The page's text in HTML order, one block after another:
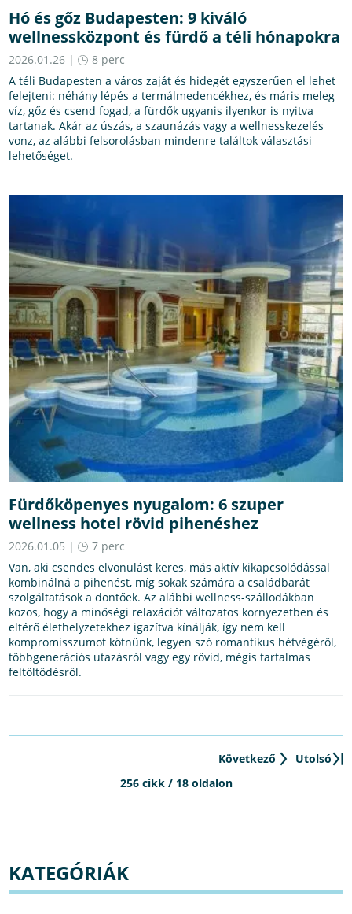
Hó és gőz Budapesten: 9 kiváló
wellnessközpont és fürdő a téli hónapokra
2026.01.26 |
8 perc
A téli Budapesten a város zaját és hidegét egyszerűen el lehet
felejteni: néhány lépés a termálmedencékhez, és máris meleg
víz, gőz és csend fogad, a fürdők ugyanis ilyenkor is nyitva
tartanak. Akár az úszás, a szaunázás vagy a wellnesskezelés
vonz, az alábbi felsorolásban mindenre találtok választási
lehetőséget.
Fürdőköpenyes nyugalom: 6 szuper
wellness hotel rövid pihenéshez
2026.01.05 |
7 perc
Van, aki csendes elvonulást keres, más aktív kikapcsolódással
kombinálná a pihenést, míg sokak számára a családbarát
szolgáltatások a döntőek. Az alábbi wellness-szállodákban
közös, hogy a minőségi relaxációt változatos környezetben és
eltérő élethelyzetekhez igazítva kínálják, így nem kell
kompromisszumot kötnünk, legyen szó romantikus hétvégéről,
többgenerációs utazásról vagy egy rövid, mégis tartalmas
feltöltődésről.
Következő
Utolsó
256 cikk / 18 oldalon
KATEGÓRIÁK